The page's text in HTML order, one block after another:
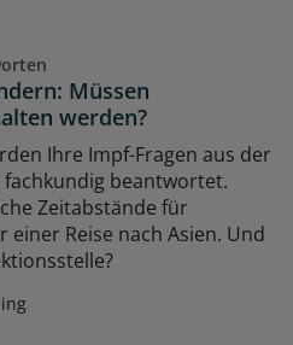
Müssen
werden?
Ihre Impf-Fragen aus der
beantwortet.
Zeitabstände für
Reise nach Asien. Und